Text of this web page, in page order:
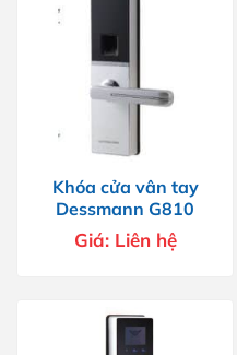
Khóa cửa vân tay
Dessmann G810
Giá: Liên hệ